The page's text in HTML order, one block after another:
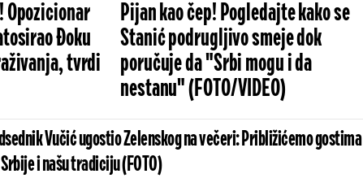
Opozicionar
Đoku
tvrdi
Pijan kao čep! Pogledajte kako se
Stanić podrugljivo smeje dok
poručuje da "Srbi mogu i da
nestanu" (FOTO/VIDEO)
Vučić ugostio Zelenskog na večeri: Približićemo gostima
i našu tradiciju (FOTO)